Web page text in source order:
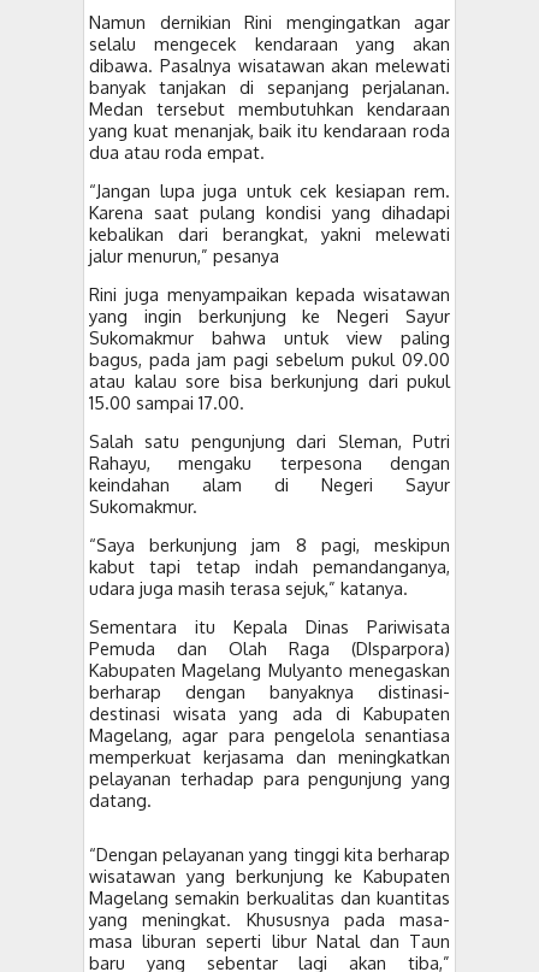
Namun dernikian Rini mengingatkan agar
selalu mengecek kendaraan yang akan
dibawa. Pasalnya wisatawan akan melewati
banyak tanjakan di sepanjang perjalanan.
Medan tersebut membutuhkan kendaraan
yang kuat menanjak, baik itu kendaraan roda
dua atau roda empat.
“Jangan lupa juga untuk cek kesiapan rem.
Karena saat pulang kondisi yang dihadapi
kebalikan dari berangkat, yakni melewati
jalur menurun,” pesanya
Rini juga menyampaikan kepada wisatawan
yang ingin berkunjung ke Negeri Sayur
Sukomakmur bahwa untuk view paling
bagus, pada jam pagi sebelum pukul 09.00
atau kalau sore bisa berkunjung dari pukul
15.00 sampai 17.00.
Salah satu pengunjung dari Sleman, Putri
Rahayu, mengaku terpesona dengan
keindahan alam di Negeri Sayur
Sukomakmur.
“Saya berkunjung jam 8 pagi, meskipun
kabut tapi tetap indah pemandanganya,
udara juga masih terasa sejuk,” katanya.
Sementara itu Kepala Dinas Pariwisata
Pemuda dan Olah Raga (DIsparpora)
Kabupaten Magelang Mulyanto menegaskan
berharap dengan banyaknya distinasi-
destinasi wisata yang ada di Kabupaten
Magelang, agar para pengelola senantiasa
memperkuat kerjasama dan meningkatkan
pelayanan terhadap para pengunjung yang
datang.
“Dengan pelayanan yang tinggi kita berharap
wisatawan yang berkunjung ke Kabupaten
Magelang semakin berkualitas dan kuantitas
yang meningkat. Khususnya pada masa-
masa liburan seperti libur Natal dan Taun
baru yang sebentar lagi akan tiba,”